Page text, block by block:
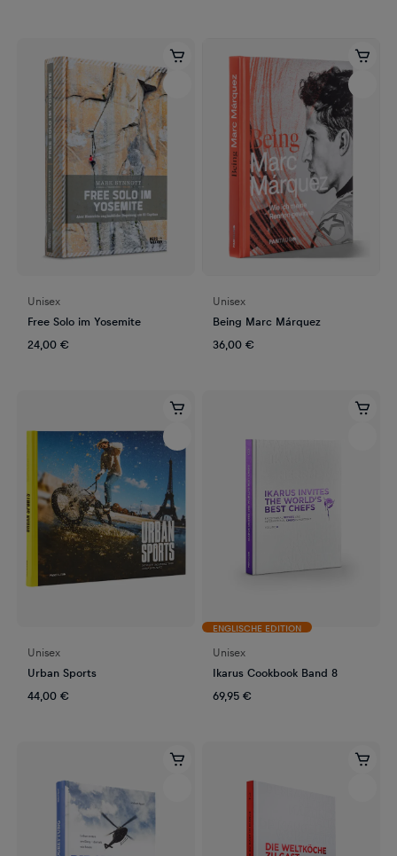
Unisex
Free Solo im Yosemite
24,00 €
Unisex
Being Marc Márquez
36,00 €
Unisex
Urban Sports
44,00 €
ENGLISCHE EDITION
Unisex
Ikarus Cookbook Band 8
69,95 €